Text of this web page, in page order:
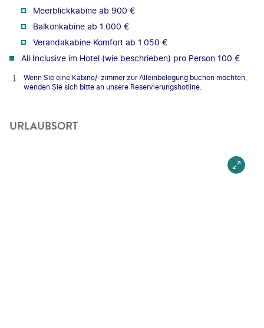
Meerblickkabine ab 900 €
Balkonkabine ab 1.000 €
Verandakabine Komfort ab 1.050 €
All Inclusive im Hotel (wie beschrieben) pro Person 100 €
Wenn Sie eine Kabine/-zimmer zur Alleinbelegung buchen möchten,
wenden Sie sich bitte an unsere Reservierungshotline.
URLAUBSORT